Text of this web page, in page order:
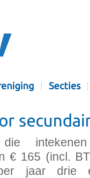
Secties
die
€ 165 (incl.
jaar drie